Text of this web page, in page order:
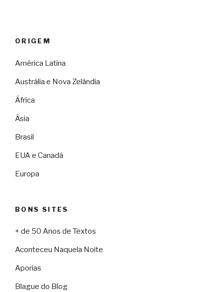
ORIGEM
América Latina
Austrália e Nova Zelândia
África
Ásia
Brasil
EUA e Canadá
Europa
BONS SITES
+ de 50 Anos de Textos
Aconteceu Naquela Noite
Aporias
Blague do Blog